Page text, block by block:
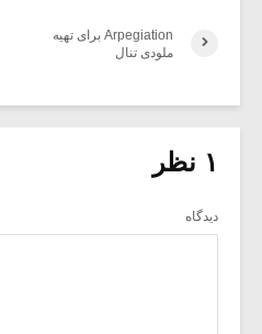
Arpegiation برای تهیه
ملودی تنال
۱ نظر
دیدگاه